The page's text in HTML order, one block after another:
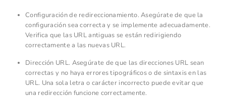
Configuración de redireccionamiento. Asegúrate de que la
configuración sea correcta y se implemente adecuadamente.
Verifica que las URL antiguas se están redirigiendo
correctamente a las nuevas URL.
Dirección URL. Asegúrate de que las direcciones URL sean
correctas y no haya errores tipográficos o de sintaxis en las
URL. Una sola letra o carácter incorrecto puede evitar que
una redirección funcione correctamente.